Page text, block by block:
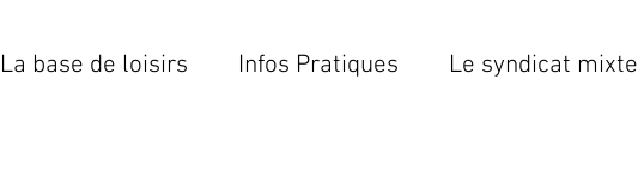
La base de loisirs Infos Pratiques Le syndicat mixte